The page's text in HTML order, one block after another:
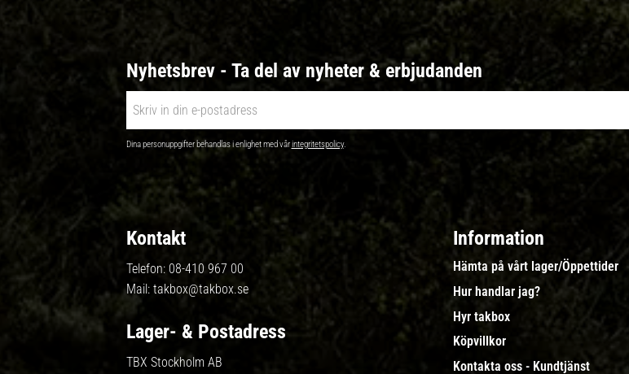
Nyhetsbrev - Ta del av nyheter & erbjudanden
Dina personuppgifter behandlas i enlighet med vårintegritetspolicy.
Kontakt
Telefon: 08-410 967 00
Mail: takbox@takbox.se
Lager- & Postadress
TBX Stockholm AB
Information
Hämta på vårt lager/Öppettider
Hur handlar jag?
Hyr takbox
Köpvillkor
Kontakta oss - Kundtjänst